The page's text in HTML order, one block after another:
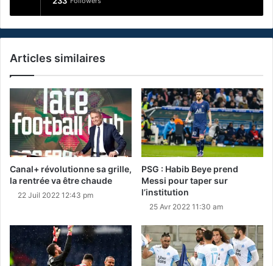
Articles similaires
Canal+ révolutionne sa grille,
la rentrée va être chaude
22 Juil 2022 12:43 pm
PSG : Habib Beye prend
Messi pour taper sur
l’institution
25 Avr 2022 11:30 am